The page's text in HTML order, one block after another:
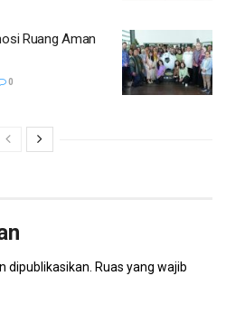
Ruang Aman
0
dipublikasikan. Ruas yang wajib